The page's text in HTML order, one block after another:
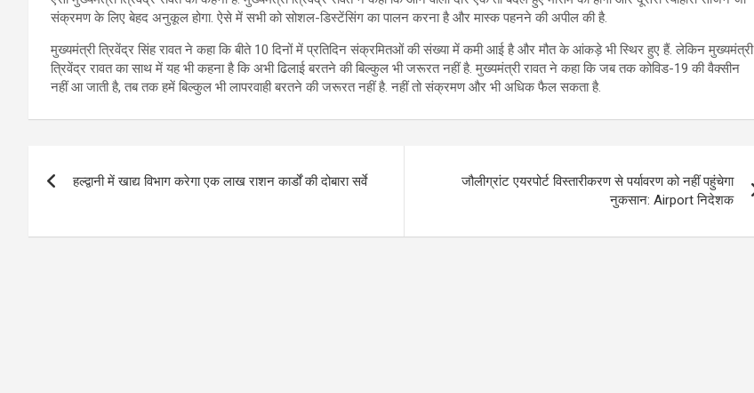
संक्रमण के लिए बेहद अनुकूल होगा. ऐसे में सभी को सोशल-डिस्टेंसिंग का पालन करना है और मास्क पहनने की अपील की है.
मुख्यमंत्री त्रिवेंद्र सिंह रावत ने कहा कि बीते 10 दिनों में प्रतिदिन संक्रमितओं की संख्या में कमी आई है और मौत के आंकड़े भी स्थिर हुए हैं. लेकिन मुख्यमंत्री
त्रिवेंद्र रावत का साथ में यह भी कहना है कि अभी ढिलाई बरतने की बिल्कुल भी जरूरत नहीं है. मुख्यमंत्री रावत ने कहा कि जब तक कोविड-19 की वैक्सीन
नहीं आ जाती है, तब तक हमें बिल्कुल भी लापरवाही बरतने की जरूरत नहीं है. नहीं तो संक्रमण और भी अधिक फैल सकता है.
हल्द्वानी में खाद्य विभाग करेगा एक लाख राशन कार्डों की दोबारा सर्वे
जौलीग्रांट एयरपोर्ट विस्तारीकरण से पर्यावरण को नहीं पहुंचेगा
नुकसान: Airport निदेशक